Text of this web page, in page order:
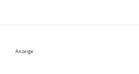
Anzeige